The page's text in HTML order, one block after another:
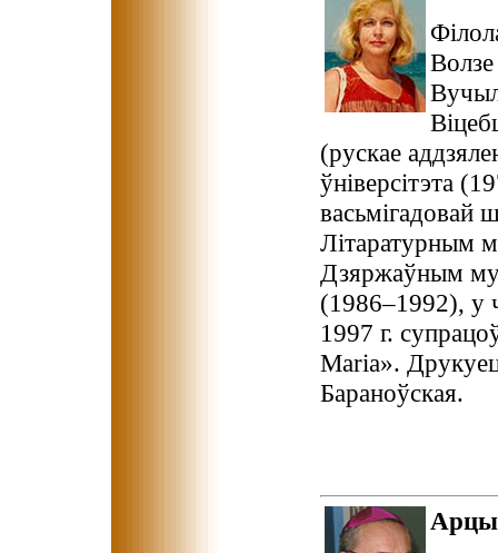
(рускае
ўніверсітэта
васьмігадовай
Літаратурным
Дзяржаўным
(1986–1992), у
1997 г.
Maria».
Бараноўская.